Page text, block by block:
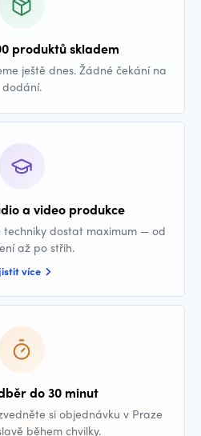
produktů skladem
ještě dnes. Žádné čekání na
dodání.
a video produkce
techniky dostat maximum — od
až po střih.
více
do 30 minut
si objednávku v Praze
během chvilky.